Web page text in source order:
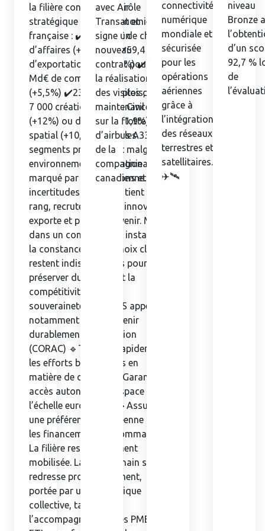
la filière confirme son rôle
stratégique dans l’économie
française : ✔️85,6 Md€ de chiffre
d’affaires (+11,9 %) ✔️59,4 Md€
d’exportations (+14,6 %) ✔️88,6
Md€ de commandes
(+5,5%) ✔️230 500 emplois, dont
7 000 créations nettes Civil
(+12%) ou défense (+11,9%),
spatial (+10,8%), tous les
segments progressent malgré un
environnement international
marqué par des tensions et des
incertitudes. La filière tient son
rang, recrute, investit, innove,
exporte et prépare l’avenir. Mais
dans un contexte plus instable,
la constance et des choix clairs
restent indispensables pour
préserver durablement la
compétitivité et la
souveraineté. Le GIFAS appelle
notamment à : 🔹Soutenir
durablement l’innovation
(CORAC) 🔹Traduire rapidement
les efforts budgétaires en
matière de défense 🔹Garantir un
accès autonome à l’espace à
l’échelle européenne 🔹Assumer
une préférence européenne dans
les financements et commandes
La filière reste pleinement
mobilisée. La supply chain se
redresse progressivement,
portée par une dynamique
collective, tandis que
l’accompagnement des PME et
avec Air
Transat et
signe un
nouveau
contrat pour
la réalisation
des visites de
maintenance
sur la flotte
d’airbus A330
de la
compagnie
canadienne.
connectivité
numérique
mondiale et
sécurisée
pour les
opérations
aériennes
grâce à
l’intégration
des réseaux
terrestres et
satellitaires.
✈️🛰️
niveau
Bronze
d’un
92,7 %
de